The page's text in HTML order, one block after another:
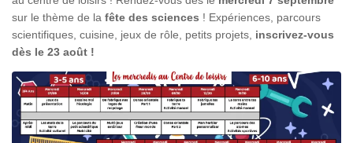
sur le thème de la fête des sciences ! Expériences, parcours
scientifiques, cuisine, jeux de rôle, petits projets, inscrivez-vous
dès le 23 août !